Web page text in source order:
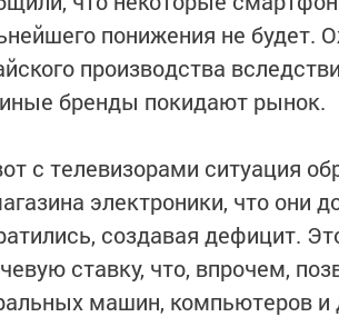
понижения не будет.
производства
бренды покидают рынок.
с телевизорами ситуация
электроники, что они
создавая дефицит.
ставку, что, впрочем,
машин, компьютеров и